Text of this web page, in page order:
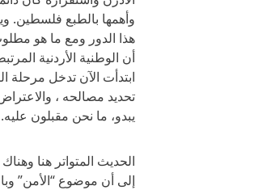
وأهمها بالطبع فلسطين.
هذا الدور ومع ما هو
أن الوطنية الأردنية
ابتدأت الآن تدخل مرحلة
تحديد مصالحه ،
يبدو، ما نحن مقبلون عليه.
الحديث المتواتر هنا
إلى أن موضوع “الأمن”